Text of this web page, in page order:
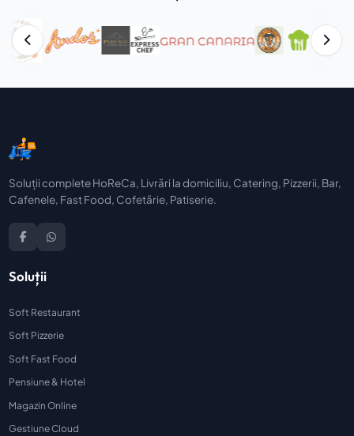
Soluții complete HoReCa, Livrări la domiciliu, Catering, Pizzerii, Bar,
Cafenele, Fast Food, Cofetărie, Patiserie.
Soluții
Soft Restaurant
Soft Pizzerie
Soft Fast Food
Pensiune & Hotel
Magazin Online
Gestiune Cloud